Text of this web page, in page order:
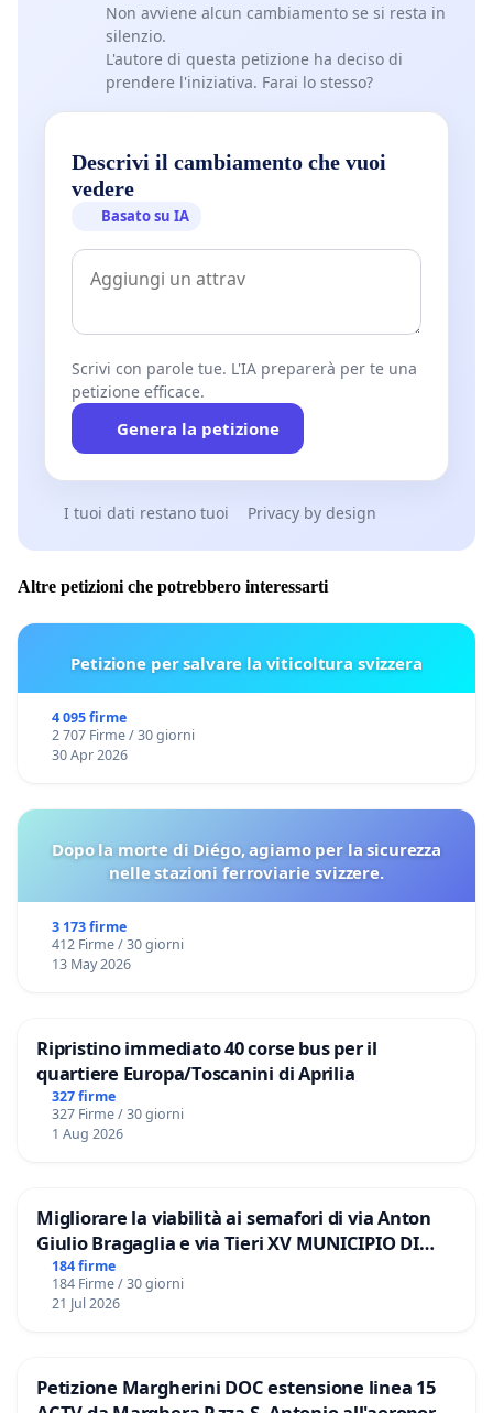
Non avviene alcun cambiamento se si resta in
silenzio.
L'autore di questa petizione ha deciso di
prendere l'iniziativa. Farai lo stesso?
Descrivi il cambiamento che vuoi
vedere
Basato su IA
Scrivi con parole tue. L'IA preparerà per te una
petizione efficace.
Genera la petizione
I tuoi dati restano tuoi Privacy by design
Altre petizioni che potrebbero interessarti
Petizione per salvare la viticoltura svizzera
4 095 firme
2 707 Firme / 30 giorni
30 Apr 2026
Dopo la morte di Diégo, agiamo per la sicurezza
nelle stazioni ferroviarie svizzere.
3 173 firme
412 Firme / 30 giorni
13 May 2026
Ripristino immediato 40 corse bus per il
quartiere Europa/Toscanini di Aprilia
327 firme
327 Firme / 30 giorni
1 Aug 2026
Migliorare la viabilità ai semafori di via Anton
Giulio Bragaglia e via Tieri XV MUNICIPIO DI
ROMA
184 firme
184 Firme / 30 giorni
21 Jul 2026
Petizione Margherini DOC estensione linea 15